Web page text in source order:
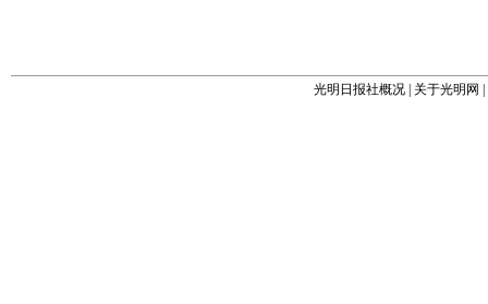
光明日报社概况 关于光明网